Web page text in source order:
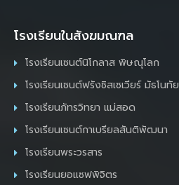
โรงเรียนในสังฆมณฑล
โรงเรียนเซนต์นิโกลาส พิษณุโลก
โรงเรียนเซนต์ฟรังซิสเซเวียร์ มัธโนทัย
โรงเรียนภัทรวิทยา แม่สอด
โรงเรียนเซนต์กาเบรียลสันติพัฒนา
โรงเรียนพระวรสาร
โรงเรียนยอแซฟพิจิตร